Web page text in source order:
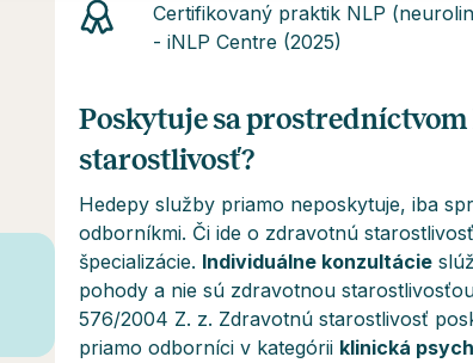
Certifikovaný praktik NLP
- iNLP Centre (2025)
Poskytuje sa
starostlivosť?
Hedepy služby priamo neposkytuje, iba
odborníkmi. Či ide o zdravotnú
špecializácie. Individuálne konzultácie
pohody a nie sú zdravotnou
576/2004 Z. z. Zdravotnú starostlivosť
priamo odborníci v kategórii klinická